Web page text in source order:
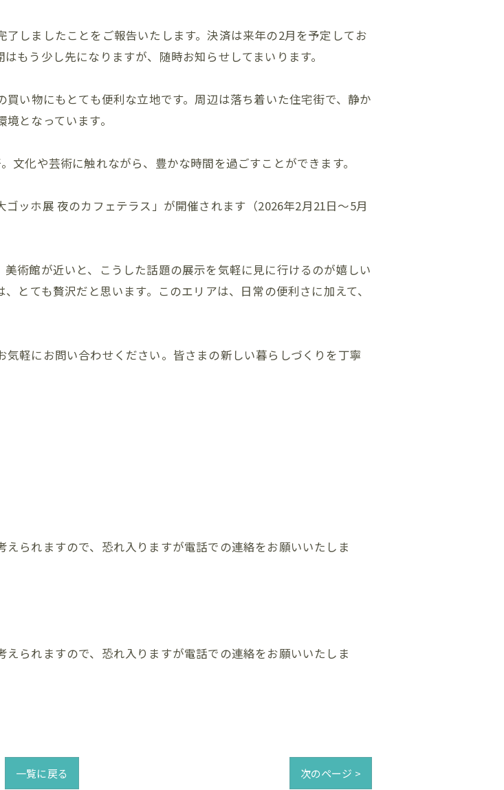
しましたことをご報告いたします。決済は来年の2月を予定してお
もう少し先になりますが、随時お知らせしてまいります。
い物にもとても便利な立地です。周辺は落ち着いた住宅街で、静か
となっています。
文化や芸術に触れながら、豊かな時間を過ごすことができます。
ッホ展 夜のカフェテラス」が開催されます（2026年2月21日〜5月
術館が近いと、こうした話題の展示を気軽に見に行けるのが嬉しい
とても贅沢だと思います。このエリアは、日常の便利さに加えて、
軽にお問い合わせください。皆さまの新しい暮らしづくりを丁寧
られますので、恐れ入りますが電話での連絡をお願いいたしま
られますので、恐れ入りますが電話での連絡をお願いいたしま
一覧に戻る 次のページ >